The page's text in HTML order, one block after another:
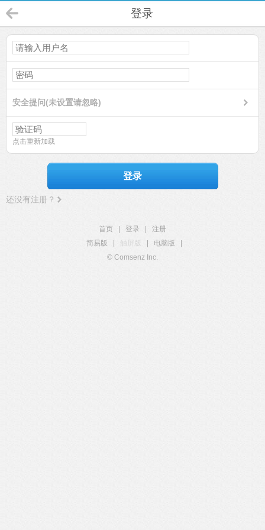
登录
安全提问(未设置请忽略)
点击重新加载
登录
还没有注册？
首页 登录
注册
简易版
触屏版 电脑版
© Comsenz Inc.